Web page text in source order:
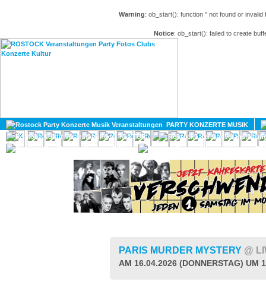
Warning: ob_start(): function '' not found or
Notice: ob_start(): failed to create
PARTY KONZERTE MUSIK
KULTUR
GAY
PARIS MURDER MYSTERY @
AM 16.04.2026 (DONNERSTAG) UM